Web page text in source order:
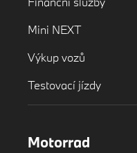
Mini NEXT
Výkup vozů
Testovací jízdy
Motorrad